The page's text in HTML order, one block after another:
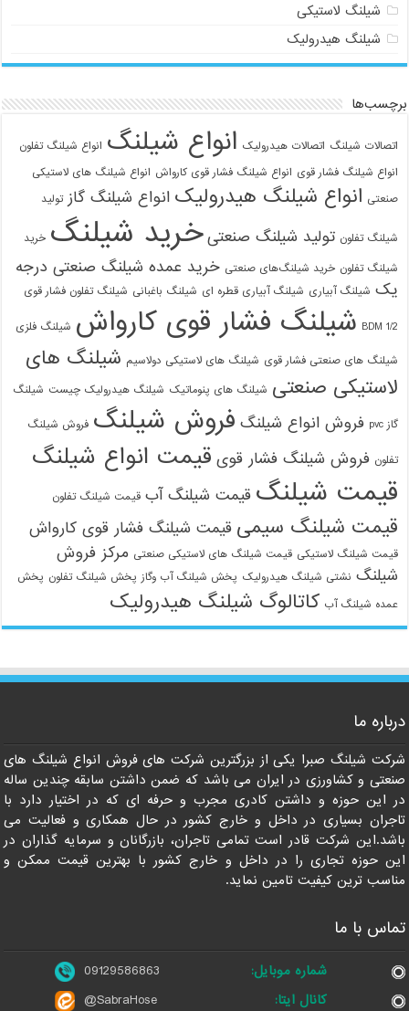
شیلنگ لاستیکی
شیلنگ هیدرولیک
برچسب‌ها
اتصالات شیلنگ اتصالات هیدرولیک انواع شیلنگ انواع شیلنگ تفلون
انواع شیلنگ فشار قوی انواع شیلنگ فشار قوی کارواش انواع شیلنگ های لاستیکی
صنعتی انواع شیلنگ هیدرولیک انواع شیلنگ گاز تولید
شیلنگ تفلون تولید شیلنگ صنعتی خرید شیلنگ خرید
شیلنگ تفلون خرید شیلنگ‌های صنعتی خرید عمده شیلنگ صنعتی درجه
یک شیلنگ آبیاری شیلنگ آبیاری قطره ای شیلنگ باغبانی شیلنگ تفلون فشار قوی
1/2 BDM شیلنگ فشار قوی کارواش شیلنگ فلزی
شیلنگ های صنعتی فشار قوی شیلنگ های لاستیکی دولاسیم شیلنگ های
لاستیکی صنعتی شیلنگ های پنوماتیک شیلنگ هیدرولیک چیست شیلنگ
گاز pvc فروش انواع شیلنگ فروش شیلنگ فروش شیلنگ
تفلون فروش شیلنگ فشار قوی قیمت انواع شیلنگ
قیمت شیلنگ قیمت شیلنگ آب قیمت شیلنگ تفلون
قیمت شیلنگ سیمی قیمت شیلنگ فشار قوی کارواش
قیمت شیلنگ لاستیکی قیمت شیلنگ های لاستیکی صنعتی مرکز فروش
شیلنگ نشتی شیلنگ هیدرولیک پخش شیلنگ آب وگاز پخش شیلنگ تفلون پخش
عمده شیلنگ آب کاتالوگ شیلنگ هیدرولیک
درباره ما
شرکت شیلنگ صبرا یکی از بزرگترین شرکت های فروش انواع شیلنگ های
صنعتی و کشاورزی در ایران می باشد که ضمن داشتن سابقه چندین ساله
در این حوزه و داشتن کادری مجرب و حرفه ای که در اختیار دارد با
تاجران بسیاری در داخل و خارج کشور در حال همکاری و فعالیت می
باشد.این شرکت قادر است تمامی تاجران، بازرگانان و سرمایه گذاران در
این حوزه تجاری را در داخل و خارج کشور با بهترین قیمت ممکن و
مناسب ترین کیفیت تامین نماید.
تماس با ما
شماره موبایل:
09129586863
کانال ایتا:
@SabraHose